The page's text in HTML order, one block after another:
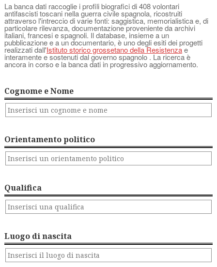
La banca dati raccoglie i profili biografici di 408 volontari
antifascisti toscani nella guerra civile spagnola, ricostruiti
attraverso l'intreccio di varie fonti: saggistica, memorialistica e, di
particolare rilevanza, documentazione proveniente da archivi
italiani, francesi e spagnoli. Il database, insieme a un
pubblicazione e a un documentario, è uno degli esiti dei progetti
realizzati dall'Istituto storico grossetano della Resistenzae
interamente e sostenuti dal governo spagnolo . La ricerca è
ancora in corso e la banca dati in progressivo aggiornamento.
Cognome e Nome
Orientamento politico
Qualifica
Luogo di nascita